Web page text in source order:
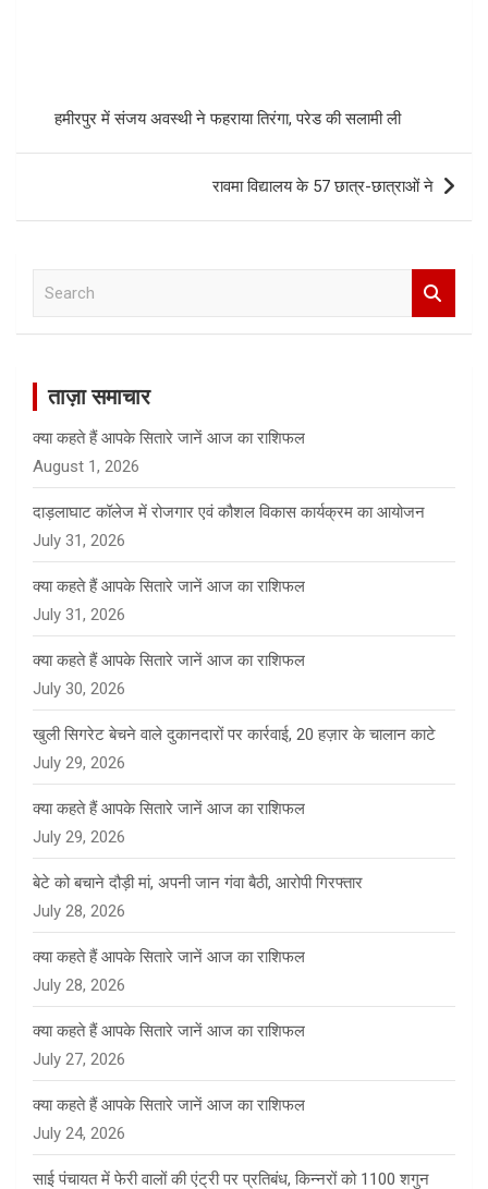
हमीरपुर में संजय अवस्थी ने फहराया तिरंगा, परेड की सलामी ली
रावमा विद्यालय के 57 छात्र-छात्राओं ने
ताज़ा समाचार
क्या कहते हैं आपके सितारे जानें आज का राशिफल
August 1, 2026
दाड़लाघाट कॉलेज में रोजगार एवं कौशल विकास कार्यक्रम का आयोजन
July 31, 2026
क्या कहते हैं आपके सितारे जानें आज का राशिफल
July 31, 2026
क्या कहते हैं आपके सितारे जानें आज का राशिफल
July 30, 2026
खुली सिगरेट बेचने वाले दुकानदारों पर कार्रवाई, 20 हज़ार के चालान काटे
July 29, 2026
क्या कहते हैं आपके सितारे जानें आज का राशिफल
July 29, 2026
बेटे को बचाने दौड़ी मां, अपनी जान गंवा बैठी, आरोपी गिरफ्तार
July 28, 2026
क्या कहते हैं आपके सितारे जानें आज का राशिफल
July 28, 2026
क्या कहते हैं आपके सितारे जानें आज का राशिफल
July 27, 2026
क्या कहते हैं आपके सितारे जानें आज का राशिफल
July 24, 2026
साई पंचायत में फेरी वालों की एंट्री पर प्रतिबंध, किन्नरों को 1100 शगुन